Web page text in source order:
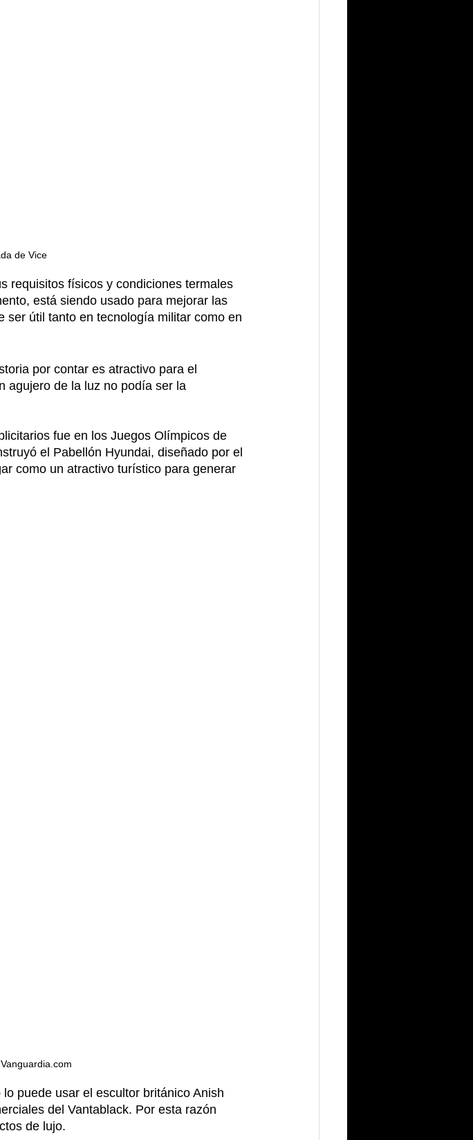
de Vice
requisitos físicos y condiciones termales
está siendo usado para mejorar las
ser útil tanto en tecnología militar como en
por contar es atractivo para el
agujero de la luz no podía ser la
fue en los Juegos Olímpicos de
el Pabellón Hyundai, diseñado por el
como un atractivo turístico para generar
puede usar el escultor británico Anish
del Vantablack. Por esta razón
de lujo.